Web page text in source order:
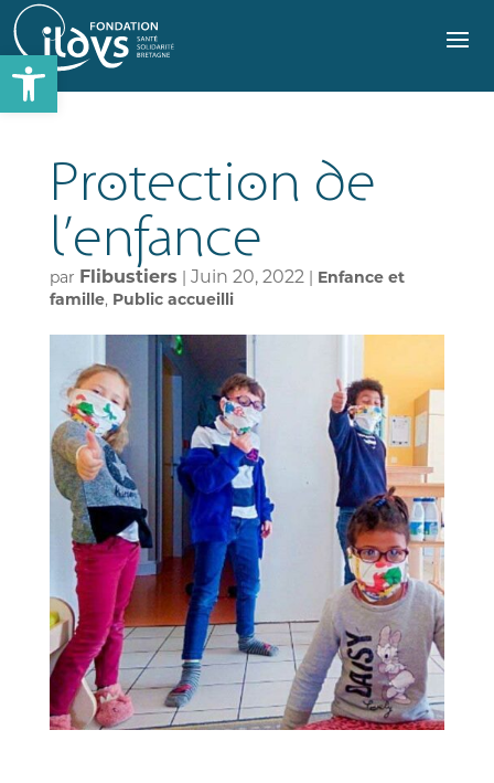
Ouvrir
la
Protection de
l’enfance
par Flibustiers Juin 20, 2022|
Enfance et
famille, Public accueilli